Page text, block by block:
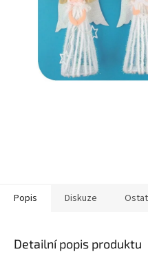
Popis Diskuze
Detailní popis produktu